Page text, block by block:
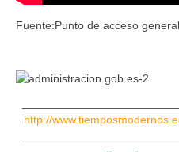
Fuente:Punto de acceso
http://